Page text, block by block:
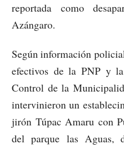
reportada como
Azángaro.
Según información
efectivos de la PNP y
Control de la
intervinieron un
jirón Túpac Amaru con
del parque las Aguas,